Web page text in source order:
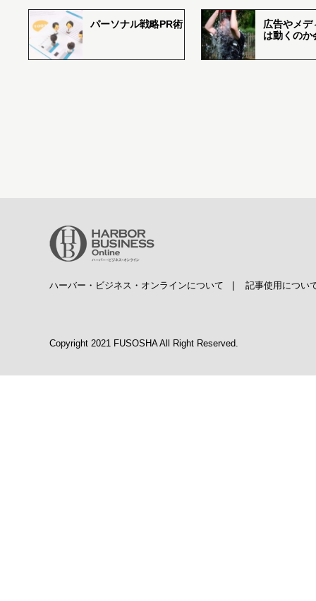
パーソナル戦略PR術
広告やメデ
は動くのか
ハーバー・ビジネス・オンラインについて 記事使用につい
Copyright 2021 FUSOSHA All Right Reserved.